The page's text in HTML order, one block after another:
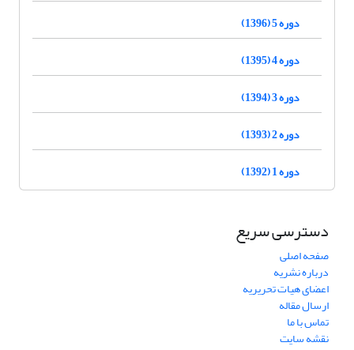
دوره 5 (1396)
دوره 4 (1395)
دوره 3 (1394)
دوره 2 (1393)
دوره 1 (1392)
دسترسی سریع
صفحه اصلی
درباره نشریه
اعضای هیات تحریریه
ارسال مقاله
تماس با ما
نقشه سایت